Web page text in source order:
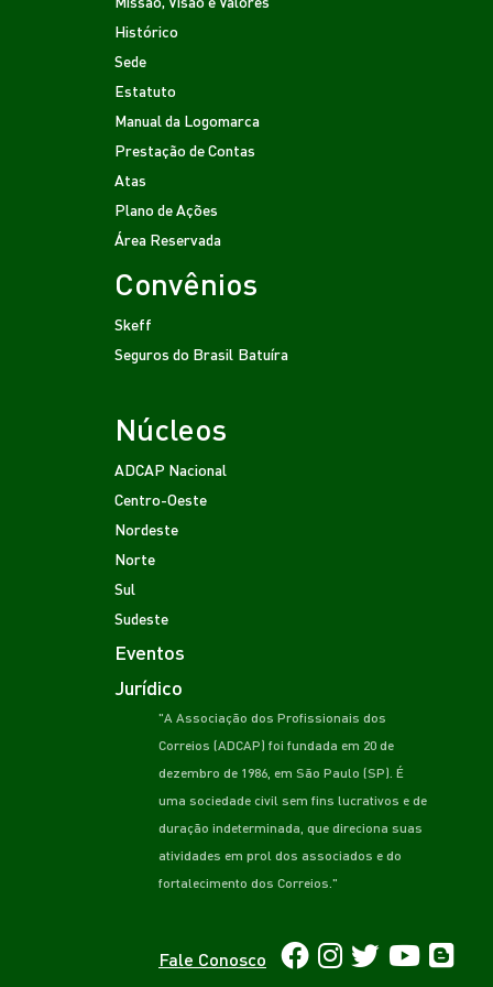
Histórico
Sede
Estatuto
Manual da Logomarca
Prestação de Contas
Atas
Plano de Ações
Área Reservada
Convênios
Skeff
Seguros do Brasil Batuíra
Núcleos
ADCAP Nacional
Centro-Oeste
Nordeste
Norte
Sul
Sudeste
Eventos
Jurídico
"A Associação dos Profissionais dos
Correios (ADCAP) foi fundada em 20 de
dezembro de 1986, em São Paulo (SP). É
uma sociedade civil sem fins lucrativos e de
duração indeterminada, que direciona suas
atividades em prol dos associados e do
fortalecimento dos Correios."
Fale Conosco